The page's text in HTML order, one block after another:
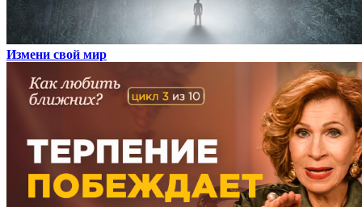
Измени свой мир